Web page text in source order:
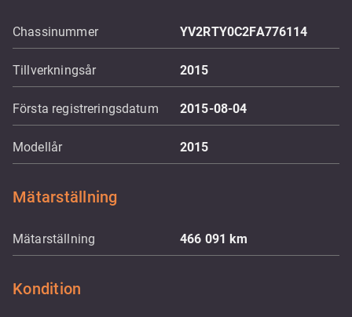
Chassinummer YV2RTY0C2FA776114
Tillverkningsår 2015
Första registreringsdatum 2015-08-04
Modellår 2015
Mätarställning
Mätarställning 466 091km
Kondition